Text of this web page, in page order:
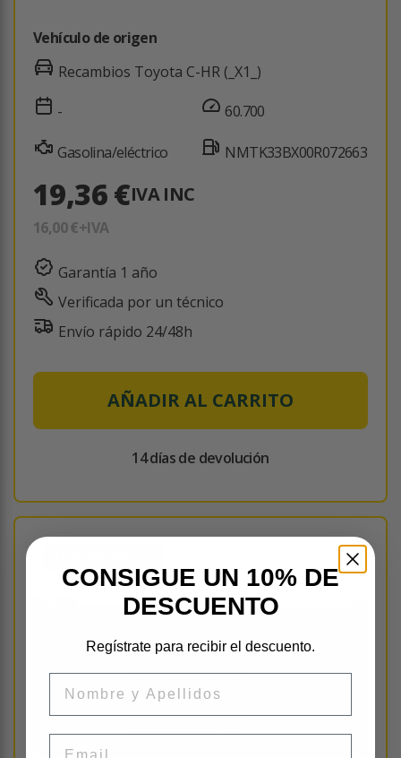
Vehículo de origen
Recambios Toyota C-HR (_X1_)
-
Gasolina/eléctrico
60.700
NMTK33BX00R072663
19,36 €IVA INC
16,00 €+IVA
Garantía 1 año
Verificada por un técnico
Envío rápido 24/48h
AÑADIR AL CARRITO
14 días de devolución
CONSIGUE UN 10% DE
DESCUENTO
Regístrate para recibir el descuento.